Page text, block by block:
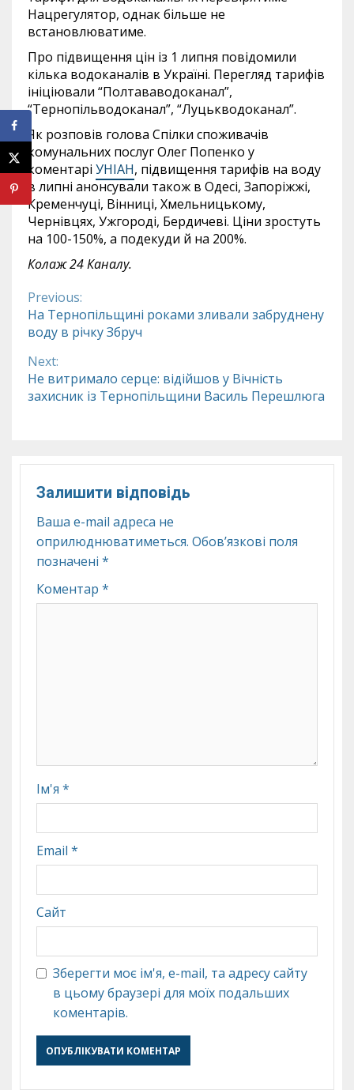
Нацрегулятор, однак більше не
встановлюватиме.
Про підвищення цін із 1 липня повідомили
кілька водоканалів в Україні. Перегляд тарифів
ініціювали “Полтававодоканал”,
“Тернопільводоканал”, “Луцькводоканал”.
Як розповів голова Спілки споживачів
комунальних послуг Олег Попенко у
коментарі УНІАН, підвищення тарифів на воду
в липні анонсували також в Одесі, Запоріжжі,
Кременчуці, Вінниці, Хмельницькому,
Чернівцях, Ужгороді, Бердичеві. Ціни зростуть
на 100-150%, а подекуди й на 200%.
Колаж 24 Каналу.
Continue
Reading
Previous:
На Тернопільщині роками зливали забруднену
воду в річку Збруч
Next:
Не витримало серце: відійшов у Вічність
захисник із Тернопільщини Василь Перешлюга
Залишити відповідь
Ваша e-mail адреса не
оприлюднюватиметься. Обов’язкові поля
позначені *
Коментар *
Ім'я *
Email *
Сайт
Зберегти моє ім'я, e-mail, та адресу сайту
в цьому браузері для моїх подальших
коментарів.